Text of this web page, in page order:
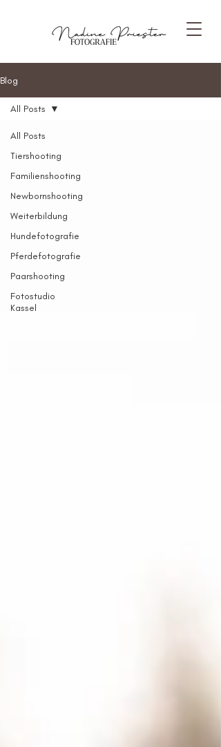
Blog
All Posts
Tiershooting
Familienshooting
Newbornshooting
Weiterbildung
Hundefotografie
Pferdefotografie
Paarshooting
Fotostudio
Kassel
All Posts